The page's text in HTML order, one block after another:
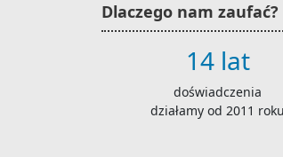
Dlaczego nam zaufać?
14 lat
doświadczenia
działamy od 2011 roku